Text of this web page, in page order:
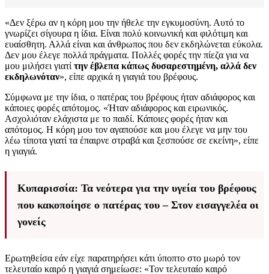
«Δεν ξέρω αν η κόρη μου την ήθελε την εγκυμοσύνη. Αυτό το
γνωρίζει σίγουρα η ίδια. Είναι πολύ κοινωνική και φιλότιμη και
ευαίσθητη. Αλλά είναι και άνθρωπος που δεν εκδηλώνεται εύκολα.
Δεν μου έλεγε πολλά πράγματα. Πολλές φορές την πίεζα για να
μου μιλήσει γιατί την έβλεπα κάπως δυσαρεστημένη, αλλά δεν
εκδηλωνόταν», είπε αρχικά η γιαγιά του βρέφους.
Σύμφωνα με την ίδια, ο πατέρας του βρέφους ήταν αδιάφορος και
κάποιες φορές απότομος. «Ήταν αδιάφορος και ειρωνικός.
Ασχολιόταν ελάχιστα με το παιδί. Κάποιες φορές ήταν και
απότομος. Η κόρη μου τον αγαπούσε και μου έλεγε να μην του
λέω τίποτα γιατί τα έπαιρνε στραβά και ξεσπούσε σε εκείνη», είπε
η γιαγιά.
Κυπαρισσία: Τα νεότερα για την υγεία του βρέφους
που κακοποίησε ο πατέρας του – Στον εισαγγελέα οι
γονείς
Ερωτηθείσα εάν είχε παρατηρήσει κάτι ύποπτο στο μωρό τον
τελευταίο καιρό η γιαγιά σημείωσε: «Τον τελευταίο καιρό